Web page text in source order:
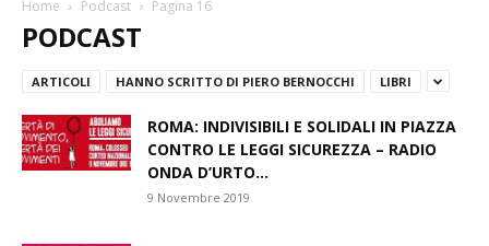
Home Podcast Pagina 16
PODCAST
ARTICOLI HANNO SCRITTO DI PIERO BERNOCCHI LIBRI
ROMA: INDIVISIBILI E SOLIDALI IN PIAZZA
CONTRO LE LEGGI SICUREZZA – RADIO
ONDA D’URTO...
9 Novembre 2019